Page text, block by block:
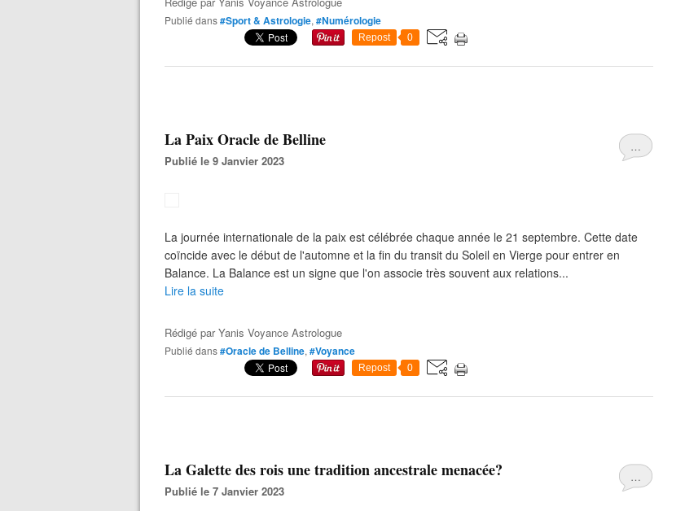
Publié dans#Sport & Astrologie, #Numérologie
Repost 0
…
La Paix Oracle de Belline
Publié le 9 Janvier 2023
La journée internationale de la paix est célébrée chaque année le 21 septembre. Cette date
coïncide avec le début de l'automne et la fin du transit du Soleil en Vierge pour entrer en
Balance. La Balance est un signe que l'on associe très souvent aux relations...
Lire la suite
Rédigé parYanis Voyance Astrologue
Publié dans#Oracle de Belline, #Voyance
Repost 0
…
La Galette des rois une tradition ancestrale menacée?
Publié le 7 Janvier 2023